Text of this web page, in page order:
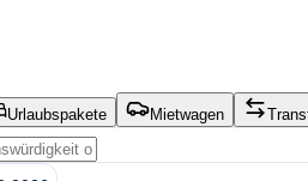
Urlaubspakete Mietwagen